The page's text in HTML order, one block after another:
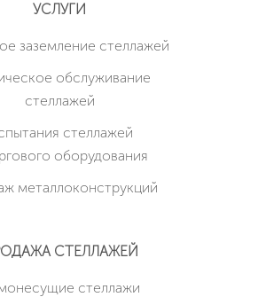
УСЛУГИ
заземление стеллажей
обслуживание
стеллажей
стеллажей
оборудования
металлоконструкций
СТЕЛЛАЖЕЙ
стеллажи